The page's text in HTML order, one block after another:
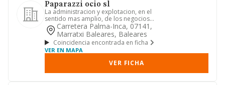
Paparazzi ocio sl
La administracion y explotacion, en el
sentido mas amplio, de los negocios
de restaurantes, bares y...
Carretera Palma-Inca, 07141,
Marratxi Baleares, Baleares
Coincidencia encontrada en ficha
VER EN MAPA
VER FICHA